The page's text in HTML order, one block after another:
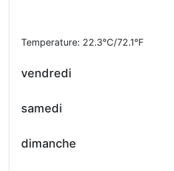
Temperature: 22.3°C/72.1°F
vendredi
samedi
dimanche